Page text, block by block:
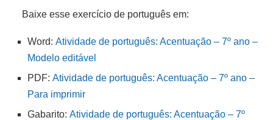
Baixe esse exercício de português em:
Word: Atividade de português: Acentuação – 7º ano –
Modelo editável
PDF: Atividade de português: Acentuação – 7º ano –
Para imprimir
Gabarito: Atividade de português: Acentuação – 7º